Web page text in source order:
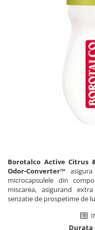
Soluții anticalcar, piatră
Detergenți diverse
Covoare și tapițerii
Detergenți pardoseli
Lemn și parchet
Gresie, piatră și granit
Apă micelară
Demachiant
Șervețele demachiante
Îngrijire bebeluși
Borotalco Active Citrus
Odor-Converter™
microcapsulele din
miscarea, asigurand
senzatie de prospetime de
Durata